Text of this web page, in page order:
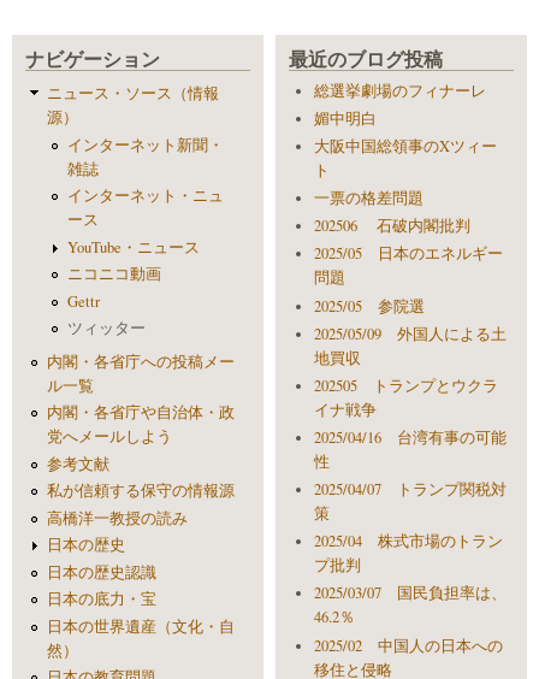
ナビゲーション
ニュース・ソース（情報
源）
インターネット新聞・
雑誌
インターネット・ニュ
ース
YouTube・ニュース
ニコニコ動画
Gettr
ツィッター
内閣・各省庁への投稿メー
ル一覧
内閣・各省庁や自治体・政
党へメールしよう
参考文献
私が信頼する保守の情報源
高橋洋一教授の読み
日本の歴史
日本の歴史認識
日本の底力・宝
日本の世界遺産（文化・自
然）
最近のブログ投稿
総選挙劇場のフィナーレ
媚中明白
大阪中国総領事のXツィー
ト
一票の格差問題
202506 石破内閣批判
2025/05 日本のエネルギー
問題
2025/05 参院選
2025/05/09 外国人による土
地買収
202505 トランプとウクラ
イナ戦争
2025/04/16 台湾有事の可能
性
2025/04/07 トランプ関税対
策
2025/04 株式市場のトラン
プ批判
2025/03/07 国民負担率は、
46.2％
2025/02 中国人の日本への
移住と侵略